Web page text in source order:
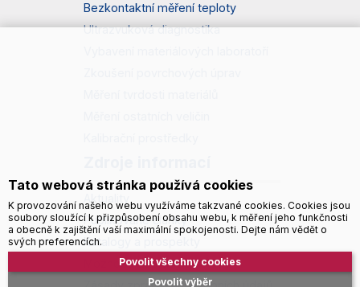
Bezkontaktní měření teploty
Ultrazvuková diagnostika
Aktuality
Publikované články
Katalogy a prospekty
Možnosti dopravy
Tato webová stránka používá cookies
K provozování našeho webu využíváme takzvané cookies. Cookies jsou
soubory sloužící k přizpůsobení obsahu webu, k měření jeho funkčnosti
a obecně k zajištění vaší maximální spokojenosti. Dejte nám vědět o
svých preferencích.
Povolit výběr
Povolit všechny cookies